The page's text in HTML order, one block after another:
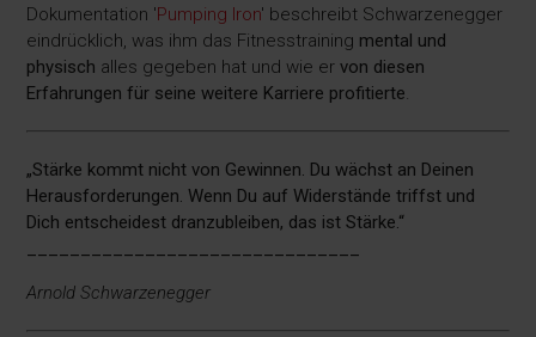
Dokumentation 'Pumping Iron' beschreibt Schwarzenegger
eindrücklich, was ihm das Fitnesstraining mental und
physisch alles gegeben hat und wie ervon diesen
Erfahrungen für seine weitere Karriere profitierte.
„Stärke kommt nicht von Gewinnen. Du wächst an Deinen
Herausforderungen. Wenn Du auf Widerstände triffst und
Dich entscheidest dranzubleiben, das ist Stärke.“
Arnold Schwarzenegger